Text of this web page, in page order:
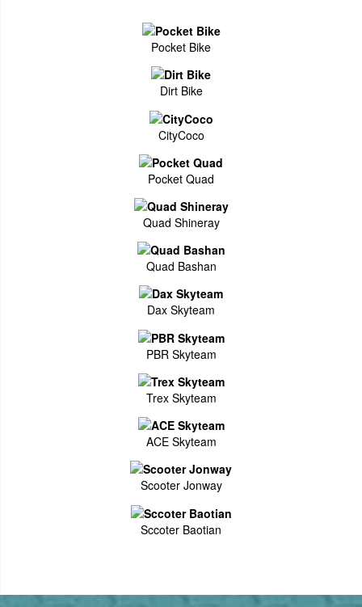
Pocket Bike
Dirt Bike
CityCoco
Pocket Quad
Quad Shineray
Quad Bashan
Dax Skyteam
PBR Skyteam
Trex Skyteam
ACE Skyteam
Scooter Jonway
Sccoter Baotian